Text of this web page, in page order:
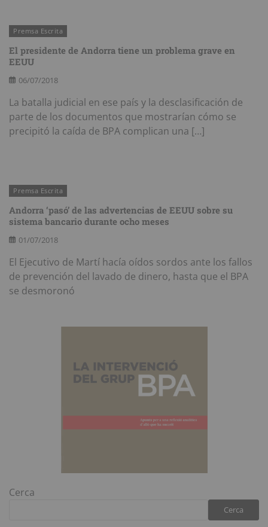
Premsa Escrita
El presidente de Andorra tiene un problema grave en
EEUU
06/07/2018
La batalla judicial en ese país y la desclasificación de
parte de los documentos que mostrarían cómo se
precipitó la caída de BPA complican una […]
Premsa Escrita
Andorra ‘pasó’ de las advertencias de EEUU sobre su
sistema bancario durante ocho meses
01/07/2018
El Ejecutivo de Martí hacía oídos sordos ante los fallos
de prevención del lavado de dinero, hasta que el BPA
se desmoronó
Cerca
Cerca